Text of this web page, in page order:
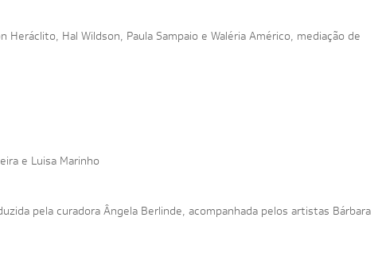
Heráclito, Hal Wildson, Paula Sampaio e Waléria Américo, mediação de
e Luisa Marinho
pela curadora Ângela Berlinde, acompanhada pelos artistas Bárbara